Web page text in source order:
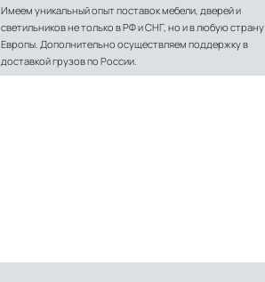
Имеем уникальный опыт поставок мебели, дверей и
светильников не только в РФ и СНГ, но и в любую страну
Европы. Дополнительно осуществляем поддержку в
доставкой грузов по России.